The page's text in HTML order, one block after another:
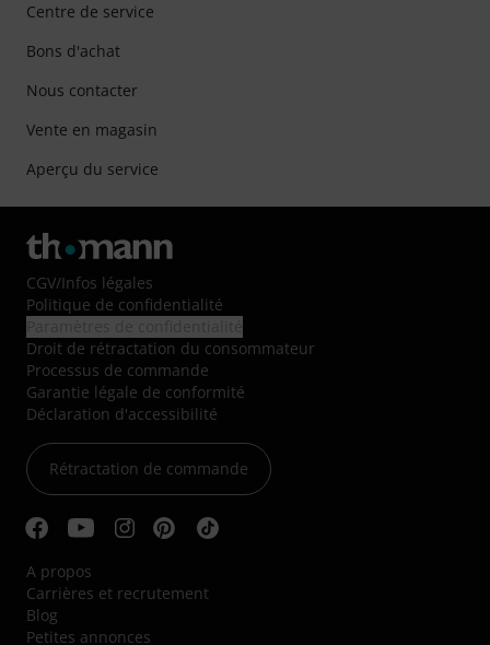
Centre de service
Bons d'achat
Nous contacter
Vente en magasin
Aperçu du service
CGV/Infos légales
Politique de confidentialité
Droit de rétractation du consommateur
Processus de commande
Garantie légale de conformité
Déclaration d'accessibilité
Rétractation de commande
A propos
Carrières et recrutement
Blog
Petites annonces